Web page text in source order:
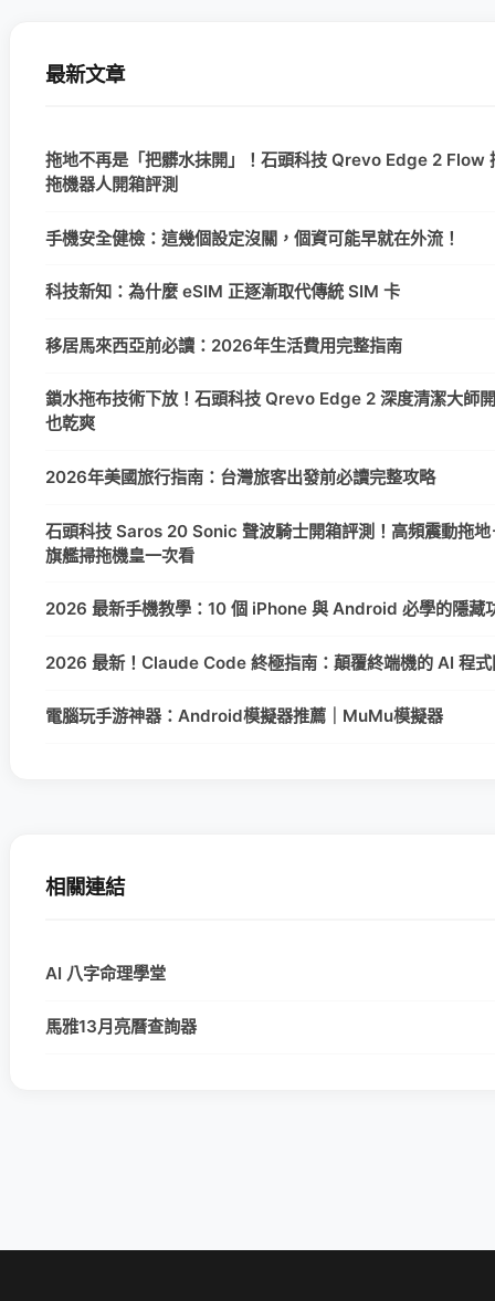
最新文章
拖地不再是「把髒水抹開」！石頭科技 Qrevo Edge 2 Flow
拖機器人開箱評測
手機安全健檢：這幾個設定沒關，個資可能早就在外流！
科技新知：為什麼 eSIM 正逐漸取代傳統 SIM 卡
移居馬來西亞前必讀：2026年生活費用完整指南
鎖水拖布技術下放！石頭科技 Qrevo Edge 2 深度清潔大師
也乾爽
2026年美國旅行指南：台灣旅客出發前必讀完整攻略
石頭科技 Saros 20 Sonic 聲波騎士開箱評測！高頻震動拖
旗艦掃拖機皇一次看
2026 最新手機教學：10 個 iPhone 與 Android 必學的隱藏
2026 最新！Claude Code 終極指南：顛覆終端機的 AI 程式
電腦玩手游神器：Android模擬器推薦｜MuMu模擬器
相關連結
AI 八字命理學堂
馬雅13月亮曆查詢器